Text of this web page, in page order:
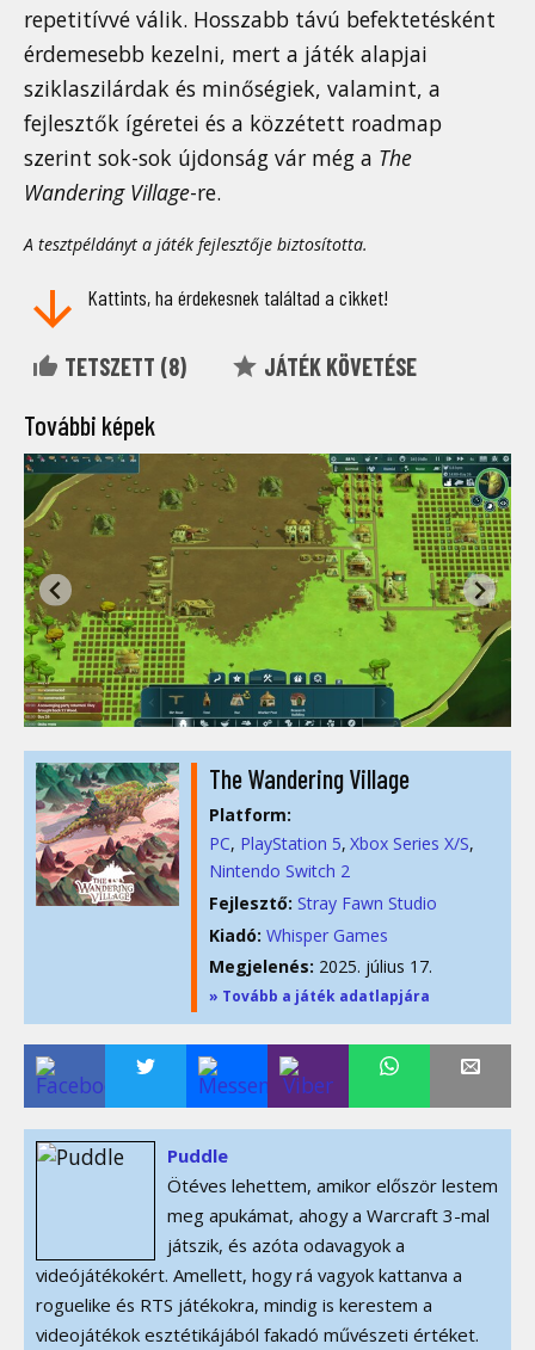
repetitívvé válik. Hosszabb távú befektetésként
érdemesebb kezelni, mert a játék alapjai
sziklaszilárdak és minőségiek, valamint, a
fejlesztők ígéretei és a közzétett roadmap
szerint sok-sok újdonság vár még a The
Wandering Village-re.
A tesztpéldányt a játék fejlesztője biztosította.
Kattints, ha érdekesnek találtad a cikket!
TETSZETT (8) JÁTÉK KÖVETÉSE
További képek
The Wandering Village
Platform:
PC PlayStation 5 Xbox Series X/S
Nintendo Switch 2
Fejlesztő: Stray Fawn Studio
Kiadó: Whisper Games
Megjelenés: 2025. július 17.
» Tovább a játék adatlapjára
Puddle
Ötéves lehettem, amikor először lestem
meg apukámat, ahogy a Warcraft 3-mal
játszik, és azóta odavagyok a
videójátékokért. Amellett, hogy rá vagyok kattanva a
roguelike és RTS játékokra, mindig is kerestem a
videojátékok esztétikájából fakadó művészeti értéket.